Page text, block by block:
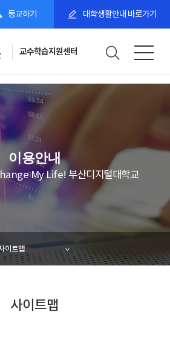
등교하기 대학생활안내 바로가기
교수학습지원센터
이용안내
My Life! 부산디지털대학교
이트맵
사이트맵